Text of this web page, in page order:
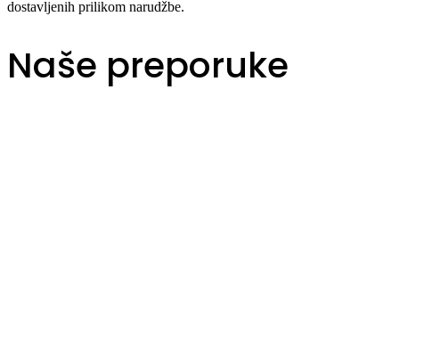
dostavljenih prilikom narudžbe.
Naše preporuke